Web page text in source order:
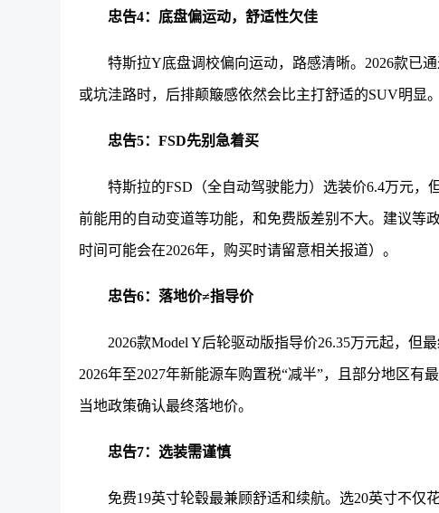
忠告4：底盘偏运动，舒适性欠佳
特斯拉Y底盘调校偏向运动，路感清晰。2026款已
或坑洼路时，后排颠簸感依然会比主打舒适的SUV明显
忠告5：FSD先别急着买
特斯拉的FSD（全自动驾驶能力）选装价6.4万元，
前能用的自动变道等功能，和免费版差别不大。建议等
时间可能会在2026年，购买时请留意相关报道）。
忠告6：落地价≠指导价
2026款Model Y后轮驱动版指导价26.35万元起，但
2026年至2027年新能源车购置税“减半”，且部分地区有
当地政策确认最终落地价。
忠告7：选装需谨慎
免费19英寸轮毂最兼顾舒适和续航。选20英寸不仅